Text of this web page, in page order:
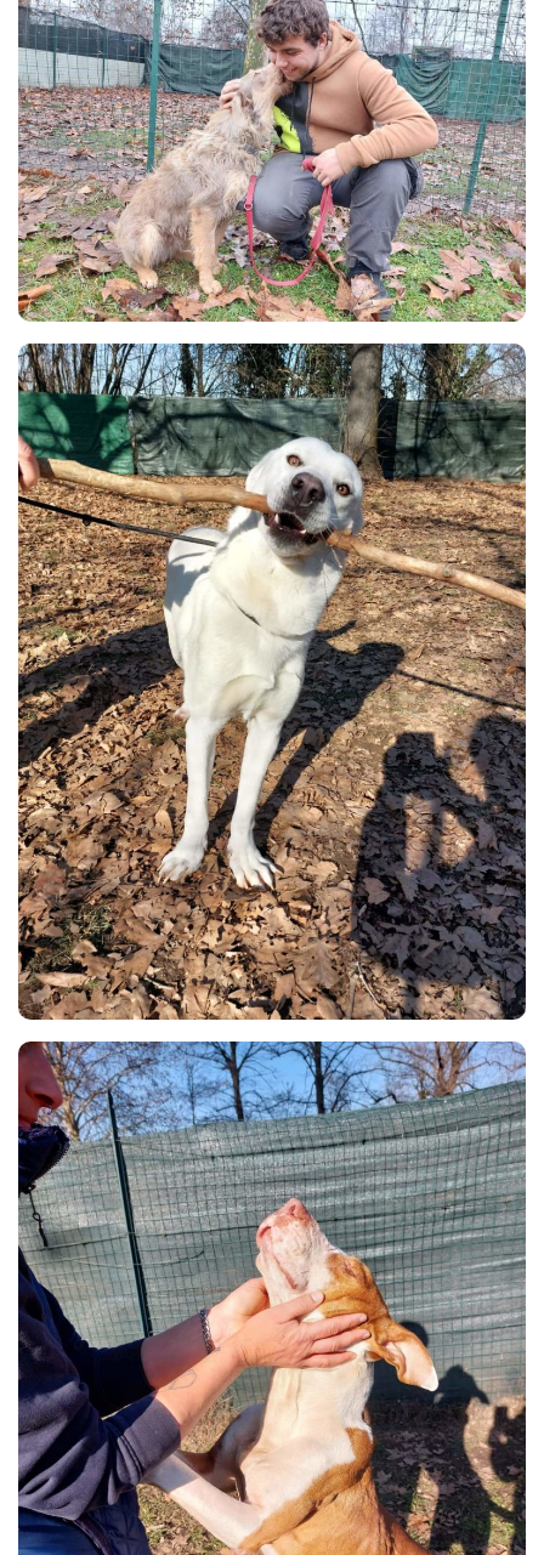
Galleria
Foto
Video
Link
Contatti